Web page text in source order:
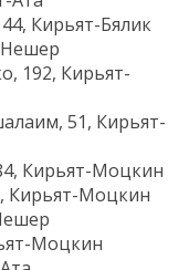
Кирьят-Бялик
192, Кирьят-
51, Кирьят-
Кирьят-Моцкин
Кирьят-Моцкин
Моцкин